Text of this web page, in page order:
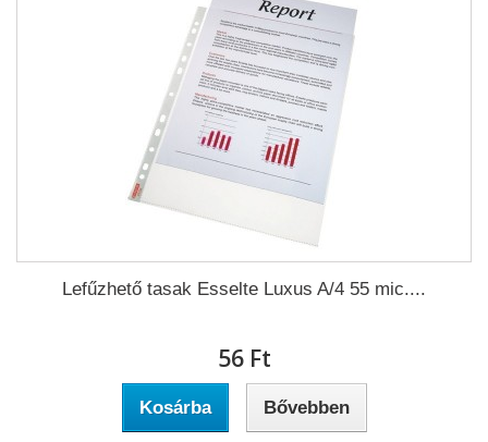
Lefűzhető tasak Esselte Luxus A/4 55 mic....
56 Ft‎
Kosárba Bővebben